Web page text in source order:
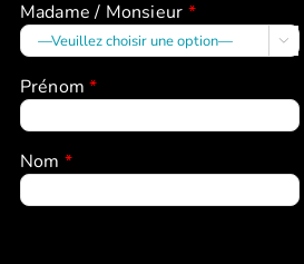
Wata
2025)
des
2025)
Madame / Monsieur *

Prénom*
Nom *